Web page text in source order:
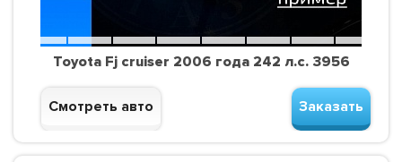
Toyota Fj cruiser 2006 года 242 л.с. 3956
Смотреть авто Заказать